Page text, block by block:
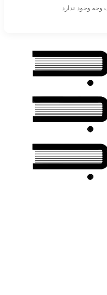
وجود ندارد.